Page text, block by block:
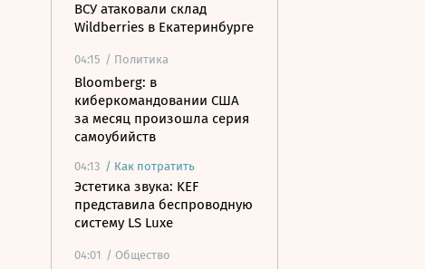
ВСУ атаковали склад
Wildberries в Екатеринбурге
04:15 / Политика
Bloomberg: в
киберкомандовании США
за месяц произошла серия
самоубийств
04:13 / Как потратить
Эстетика звука: KEF
представила беспроводную
систему LS Luxe
04:01 / Общество